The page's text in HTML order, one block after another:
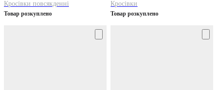
Кросівки повсякденні
Товар розкуплено
Кросівки
Товар розкуплено